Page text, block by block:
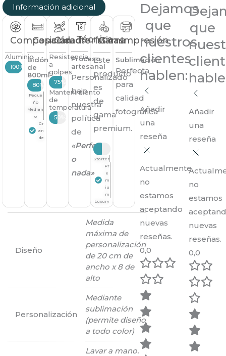
Información adicional
Composición
Aluminio
100%
Capacidad
Bidón
de
800ml
80%
Peque
ño
Median
o
Gr
an
de
Características
Resistencia
a
golpes
Media-alta
75%
Mantenimiento
de
temperatura
Medio
50%
Técnica
Proceso
artesanal
Personalizado
bajo
nuestra
política
de
«Perfecto
o
nada»
Gama
Este
producto
es
de
gama
premium.
Starter
Pr
e
m
iu
m
Luxury
Impresión
Sublimación
Perfecta
para
calidad
fotográfica
Diseño
Medida
máxima de
personalización
de 20 cm de
ancho x 8 de
alto
Personalización
Mediante
sublimación
(permite diseño
a todo color)
Lavar a mano.
Dejamos
que
nuestros
clientes
hablen:
Añadir
una
reseña
Actualmente
no
estamos
aceptando
nuevas
reseñas.
0,0
que
Añadir
una
reseña
no
estamos
nuevas
reseñas.
0,0